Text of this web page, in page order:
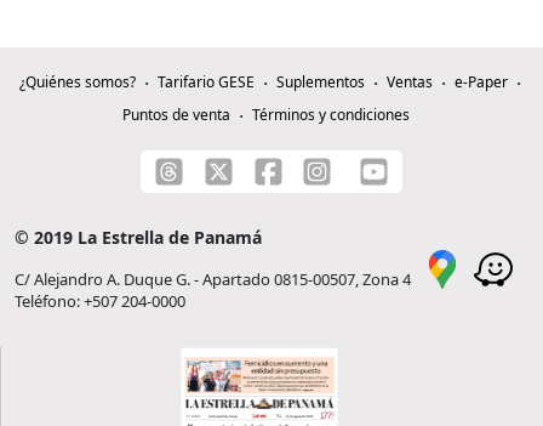
¿Quiénes somos? Tarifario GESE Suplementos Ventas
e-Paper
Puntos de venta
Términos y condiciones
© 2019 La Estrella de Panamá
C/ Alejandro A. Duque G. - Apartado 0815-00507, Zona 4
Teléfono: +507 204-0000